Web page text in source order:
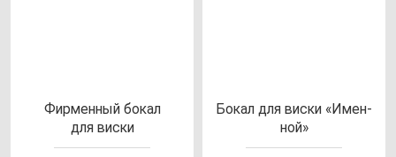
Фир­мен­ный бо­кал
для вис­ки
Бокал для вис­ки «Имен­
ной»